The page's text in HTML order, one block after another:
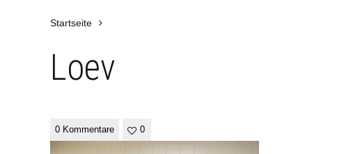
Startseite
Loev
0 Kommentare 0